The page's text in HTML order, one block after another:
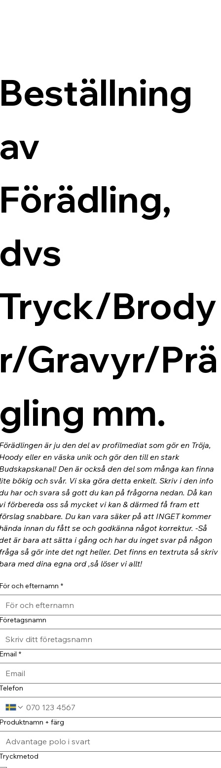
Brody
Gravyr/Prä
mm.
är ju den del av profilmediat som gör en Tröja,
eller en väska unik och gör den till en stark
Den är också den del som många kan finna
bökig och svår. Vi ska göra detta enkelt. Skriv i den info
har och svara så gott du kan på frågorna nedan. Då kan
förbereda oss så mycket vi kan & därmed få fram ett
snabbare. Du kan vara säker på att INGET kommer
innan du fått se och godkänna något korrektur. -Så
är bara att sätta i gång och har du inget svar på någon
så gör inte det ngt heller. Det finns en textruta så skriv
med dina egna ord ,så löser vi allt!
och efternamn *
*
+ färg